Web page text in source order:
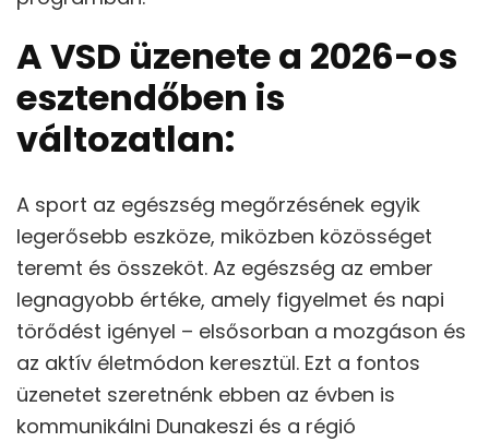
A VSD üzenete a 2026-os
esztendőben is
változatlan:
A sport az egészség megőrzésének egyik
legerősebb eszköze, miközben közösséget
teremt és összeköt. Az egészség az ember
legnagyobb értéke, amely figyelmet és napi
törődést igényel – elsősorban a mozgáson és
az aktív életmódon keresztül. Ezt a fontos
üzenetet szeretnénk ebben az évben is
kommunikálni Dunakeszi és a régió